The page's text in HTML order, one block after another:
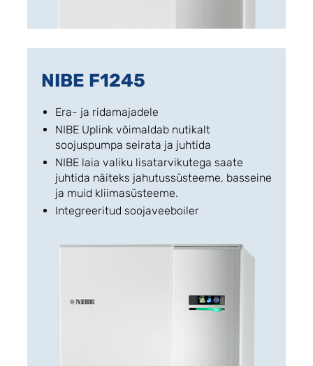
NIBE F1245
Era- ja ridamajadele
NIBE Uplink võimaldab nutikalt
soojuspumpa seirata ja juhtida
NIBE laia valiku lisatarvikutega saate
juhtida näiteks jahutussüsteeme, basseine
ja muid kliimasüsteeme.
Integreeritud soojaveeboiler